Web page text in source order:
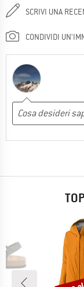
SCRIVI UNA
CONDIVIDI
Sconto